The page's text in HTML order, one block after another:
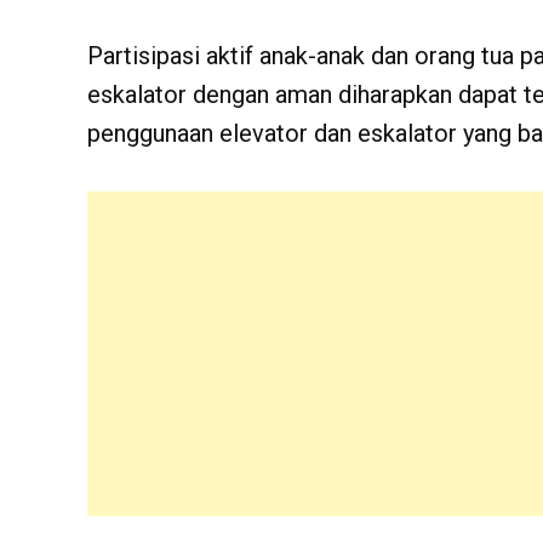
Partisipasi aktif anak-anak dan orang tua
eskalator dengan aman diharapkan dapat
penggunaan elevator dan eskalator yang